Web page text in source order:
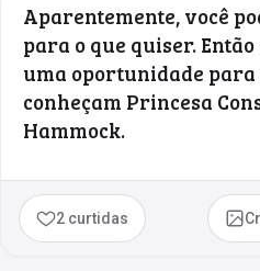
Aparentemente, você
para o que quiser.
uma oportunidade
conheçam Princesa
Hammock.
2 curtidas